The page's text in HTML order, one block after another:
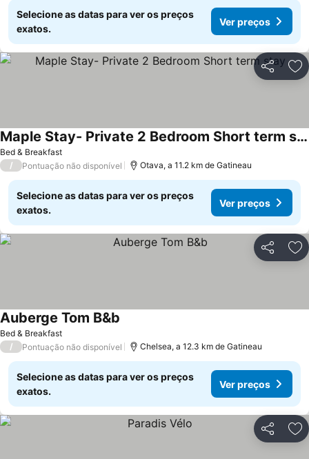
Selecione as datas para ver os preços
exatos.
Ver preços
Partilhar
Bed & Breakfast
Maple Stay- Private 2 Bedroom Short term stay
/ Pontuação não disponível Otava, a 11.2 km de Gatineau
Selecione as datas para ver os preços
exatos.
Ver preços
Partilhar
Bed & Breakfast
Auberge Tom B&b
/ Pontuação não disponível Chelsea, a 12.3 km de Gatineau
Selecione as datas para ver os preços
exatos.
Ver preços
Partilhar